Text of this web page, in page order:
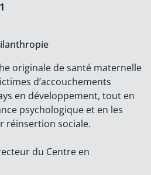
originale de santé maternelle
d’accouchements
en développement, tout en
psychologique et en les
réinsertion sociale.
du Centre en